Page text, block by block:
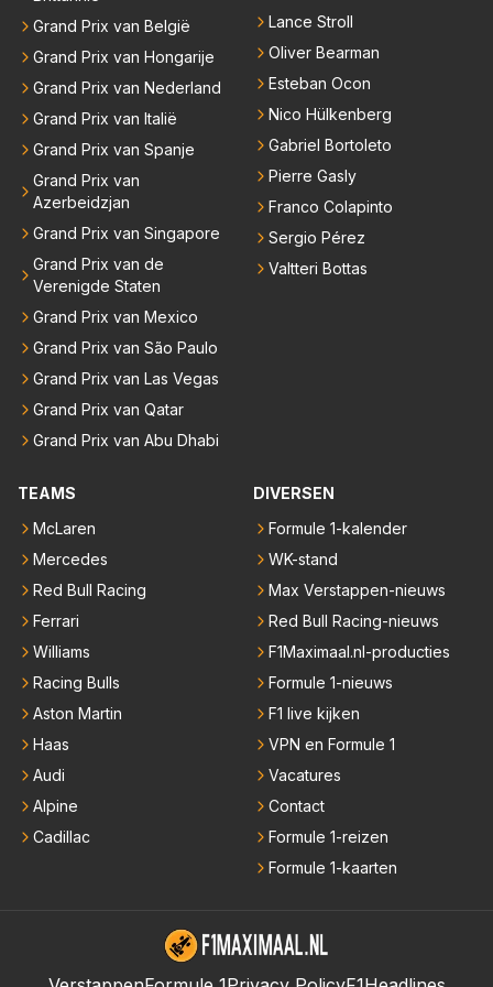
Grand Prix van België
Grand Prix van Hongarije
Grand Prix van Nederland
Grand Prix van Italië
Grand Prix van Spanje
Grand Prix van
Azerbeidzjan
Grand Prix van Singapore
Grand Prix van de
Verenigde Staten
Grand Prix van Mexico
Grand Prix van São Paulo
Grand Prix van Las Vegas
Grand Prix van Qatar
Grand Prix van Abu Dhabi
Lance Stroll
Oliver Bearman
Esteban Ocon
Nico Hülkenberg
Gabriel Bortoleto
Pierre Gasly
Franco Colapinto
Sergio Pérez
Valtteri Bottas
TEAMS
McLaren
Mercedes
Red Bull Racing
Ferrari
Williams
Racing Bulls
Aston Martin
Haas
Audi
Alpine
Cadillac
DIVERSEN
Formule 1-kalender
WK-stand
Max Verstappen-nieuws
Red Bull Racing-nieuws
F1Maximaal.nl-producties
Formule 1-nieuws
F1 live kijken
VPN en Formule 1
Vacatures
Contact
Formule 1-reizen
Formule 1-kaarten